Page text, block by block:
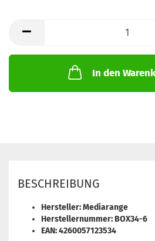
In den
BESCHREIBUNG
Hersteller: Mediarange
Herstellernummer: BOX34-6
EAN: 4260057123534